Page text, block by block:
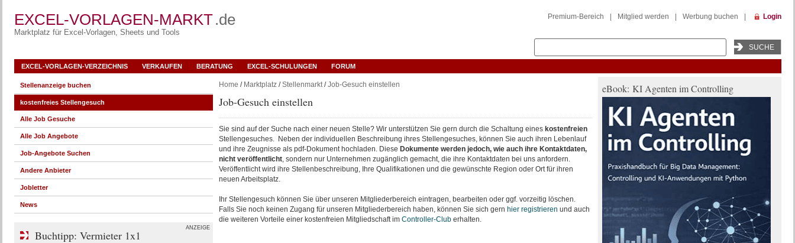
EXCEL-VORLAGEN-MARKT.de
Marktplatz für Excel-Vorlagen, Sheets und Tools
Premium-Bereich Mitglied werden Werbung buchen Login
EXCEL-VORLAGEN-VERZEICHNIS VERKAUFEN BERATUNG EXCEL-SCHULUNGEN FORUM
Home / Marktplatz/Stellenmarkt/Job-Gesuch einstellen
Job-Gesuch einstellen
Sie sind auf der Suche nach einer neuen Stelle? Wir unterstützen Sie gern durch die Schaltung eines kostenfreien
Stellengesuches. Neben der individuellen Beschreibung ihres Stellengesuches, können Sie auch ihren Lebenlauf
und ihre Zeugnisse als pdf-Dokument hochladen. Diese Dokumente werden jedoch, wie auch ihre Kontaktdaten,
nicht veröffentlicht, sondern nur Unternehmen zugänglich gemacht, die ihre Kontaktdaten bei uns anfordern.
Veröffentlicht wird ihre Stellenbeschreibung, Ihre Qualifikationen und die gewünschte Region oder Ort für ihren
neuen Arbeitsplatz.
Ihr Stellengesuch können Sie über unseren Mitgliederbereich eintragen, bearbeiten oder ggf. vorzeitig löschen.
Falls Sie noch keinen Zugang für unseren Mitgliederbereich haben, können Sie sich gern hier registrieren und auch
die weiteren Vorteile einer kostenfreien Mitgliedschaft im Controller-Cluberhalten.
Stellenanzeige buchen
kostenfreies Stellengesuch
Alle Job Gesuche
Alle Job Angebote
Job-Angebote Suchen
Andere Anbieter
Jobletter
News
ANZEIGE
Buchtipp: Vermieter 1x1
eBook: KI Agenten im Controlling